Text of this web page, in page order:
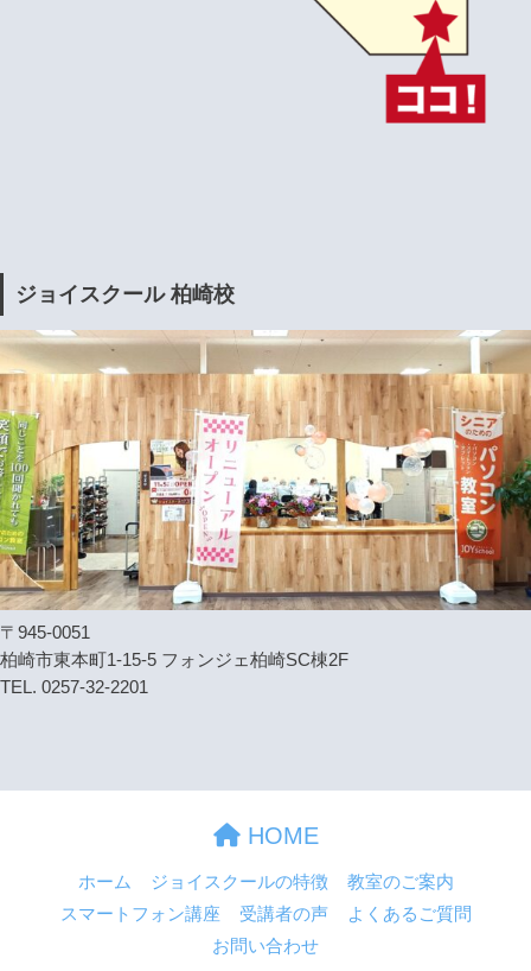
ジョイスクール 柏崎校
〒945-0051
柏崎市東本町1-15-5 フォンジェ柏崎SC棟2F
TEL. 0257-32-2201
HOME
ホーム ジョイスクールの特徴
教室のご案内
スマートフォン講座
受講者の声
よくあるご質問
お問い合わせ